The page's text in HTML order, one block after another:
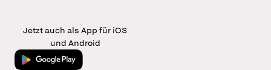
Jetzt auch als App für iOS
und Android
Jetzt bei Google Play